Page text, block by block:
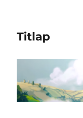
Titlap